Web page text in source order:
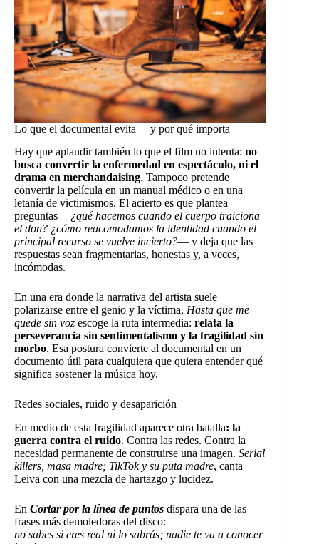
Lo que el documental evita —y por qué importa
Hay que aplaudir también lo que el film no intenta: no
busca convertir la enfermedad en espectáculo, ni el
drama en merchandaising. Tampoco pretende
convertir la película en un manual médico o en una
letanía de victimismos. El acierto es que plantea
preguntas —¿qué hacemos cuando el cuerpo traiciona
el don? ¿cómo reacomodamos la identidad cuando el
principal recurso se vuelve incierto?— y deja que las
respuestas sean fragmentarias, honestas y, a veces,
incómodas.
En una era donde la narrativa del artista suele
polarizarse entre el genio y la víctima, Hasta que me
quede sin voz escoge la ruta intermedia: relata la
perseverancia sin sentimentalismo y la fragilidad sin
morbo. Esa postura convierte al documental en un
documento útil para cualquiera que quiera entender qué
significa sostener la música hoy.
Redes sociales, ruido y desaparición
En medio de esta fragilidad aparece otra batalla: la
guerra contra el ruido. Contra las redes. Contra la
necesidad permanente de construirse una imagen. Serial
killers, masa madre; TikTok y su puta madre, canta
Leiva con una mezcla de hartazgo y lucidez.
En Cortar por la línea de puntos dispara una de las
frases más demoledoras del disco:
no sabes si eres real ni lo sabrás; nadie te va a conocer